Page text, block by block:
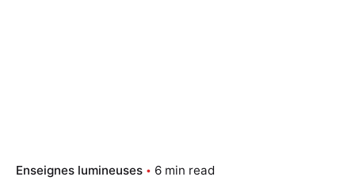
Enseignes lumineuses 6 min read